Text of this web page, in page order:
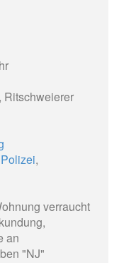
Ritschweierer
Polizei,
verraucht
an
"NJ"